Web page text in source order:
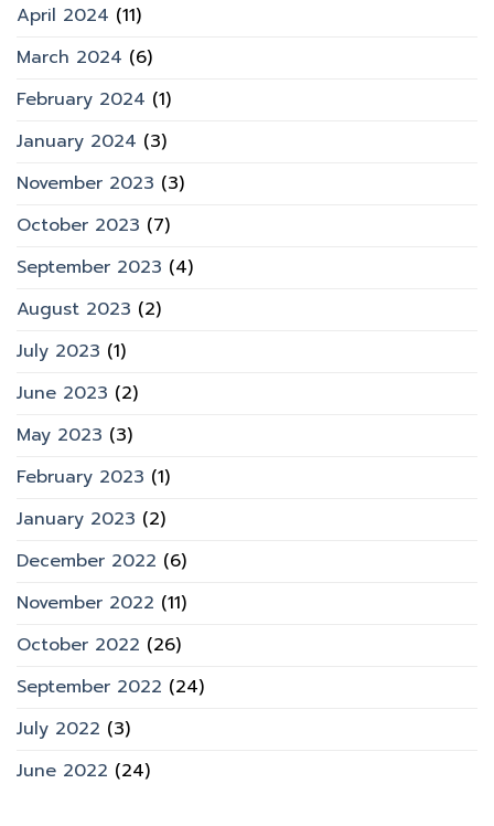
April 2024 (11)
March 2024 (6)
February 2024 (1)
January 2024 (3)
November 2023 (3)
October 2023 (7)
September 2023 (4)
August 2023 (2)
July 2023 (1)
June 2023 (2)
May 2023 (3)
February 2023 (1)
January 2023 (2)
December 2022 (6)
November 2022 (11)
October 2022 (26)
September 2022 (24)
July 2022 (3)
June 2022 (24)